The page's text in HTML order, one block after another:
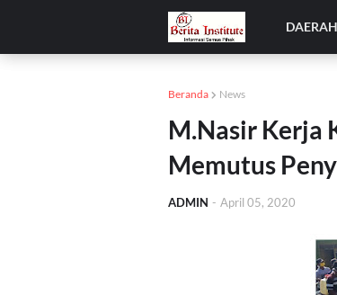
DAERAH
Beranda News
M.Nasir Kerja
Memutus
ADMIN - April 05, 2020